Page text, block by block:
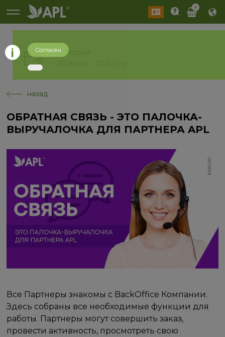
0
История
назад
ОБРАТНАЯ СВЯЗЬ - ЭТО ПАЛОЧКА-
ВЫРУЧАЛОЧКА ДЛЯ ПАРТНЕРА APL
Все Партнеры знакомы с BackOffice Компании.
Здесь собраны все необходимые функции для
работы. Партнеры могут совершить заказ,
провести активность, просмотреть свою
Согласен